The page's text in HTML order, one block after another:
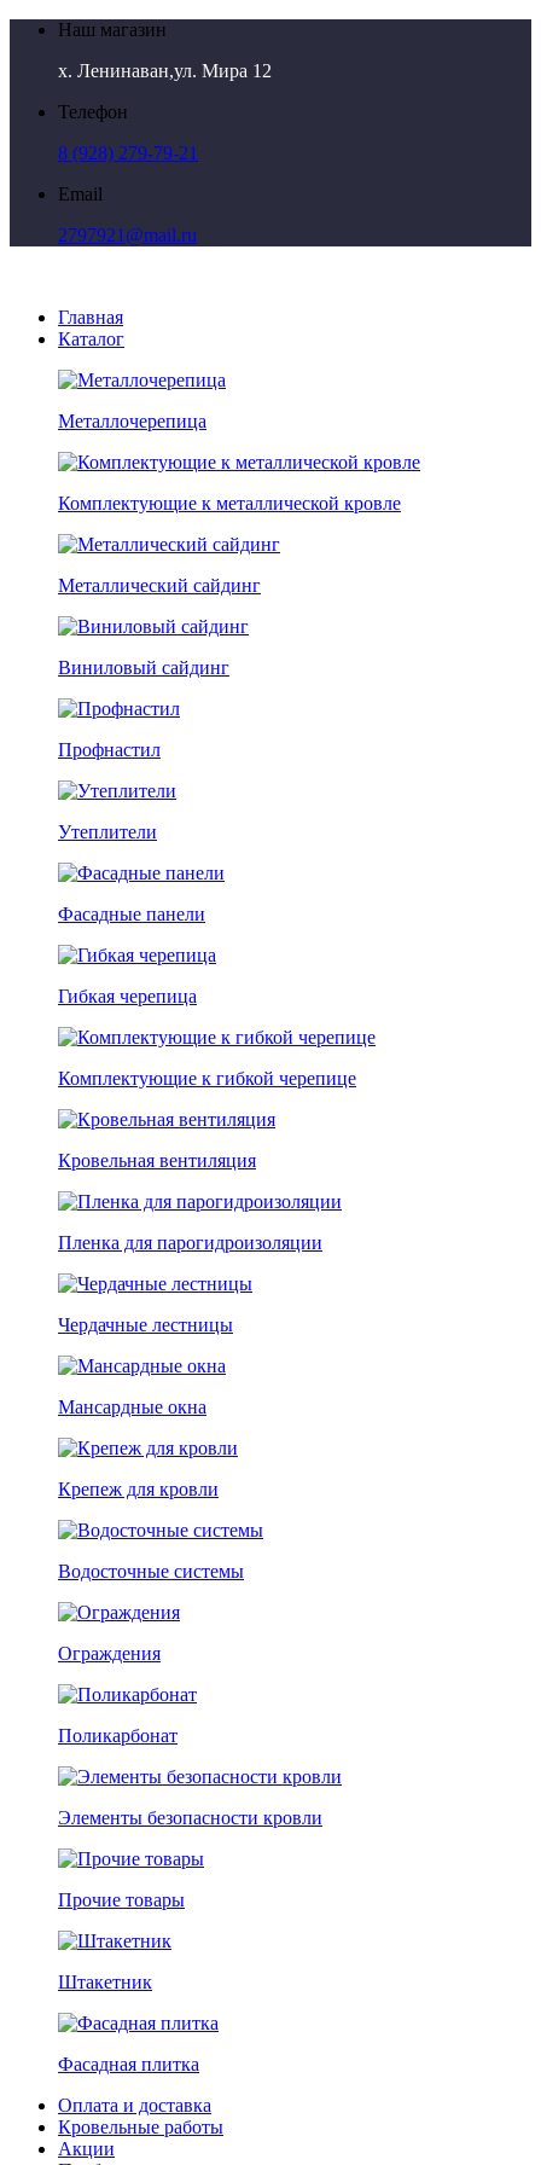
Наш магазин
х. Ленинаван,ул. Мира 12
Телефон
8 (928) 279-79-21
Email
2797921@mail.ru
Главная
Каталог
Металлочерепица
Комплектующие к металлической кровле
Металлический сайдинг
Виниловый сайдинг
Профнастил
Утеплители
Фасадные панели
Гибкая черепица
Комплектующие к гибкой черепице
Кровельная вентиляция
Пленка для парогидроизоляции
Чердачные лестницы
Мансардные окна
Крепеж для кровли
Водосточные системы
Ограждения
Поликарбонат
Элементы безопасности кровли
Прочие товары
Штакетник
Фасадная плитка
Оплата и доставка
Кровельные работы
Акции